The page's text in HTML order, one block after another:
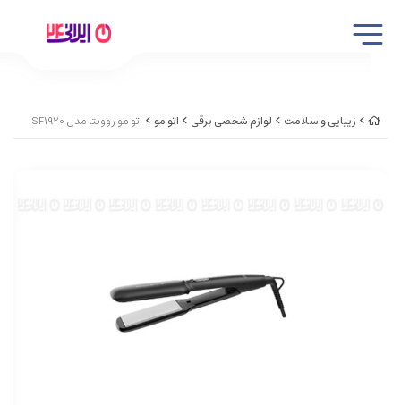
زیبایی و سلامت لوازم شخصی برقی اتو مو اتو مو روونتا مدل SF1920